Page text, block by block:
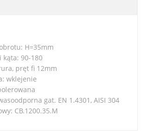
H=35mm
kąta: 90-180
pręt fi 12mm
wklejenie
gat. EN 1.4301, AISI 304
CB.1200.35.M